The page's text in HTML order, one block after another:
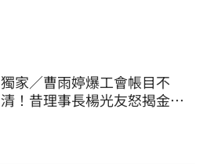
獨家／曹雨婷爆工會帳目不
清！昔理事長楊光友怒揭金流